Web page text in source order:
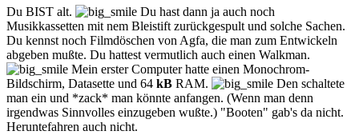
Du BIST alt.
Du hast dann ja auch noch
Musikkassetten mit nem Bleistift zurückgespult und solche Sachen.
Du kennst noch Filmdöschen von Agfa, die man zum Entwickeln
abgeben mußte. Du hattest vermutlich auch einen Walkman.
Mein erster Computer hatte einen Monochrom-
Bildschirm, Datasette und 64 kB RAM.
Den schaltete
man ein und *zack* man könnte anfangen. (Wenn man denn
irgendwas Sinnvolles einzugeben wußte.) "Booten" gab's da nicht.
Heruntefahren auch nicht.